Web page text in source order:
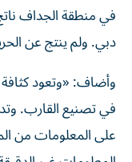
في منطقة الجداف
دبي. ولم ينتج عن
وأضاف: «وتعود
في تصنيع القارب.
على المعلومات من